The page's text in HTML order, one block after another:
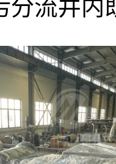
分流井内